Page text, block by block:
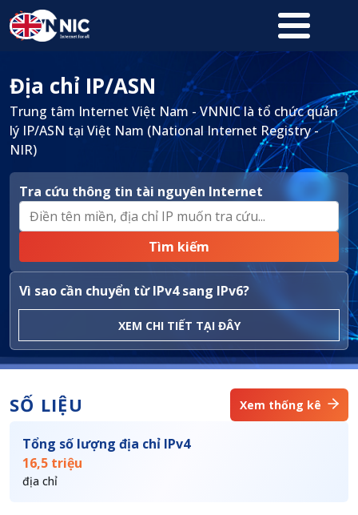
Nhảy đến nội dung
Địa chỉ IP/ASN
Trung tâm Internet Việt Nam - VNNIC là tổ chức quản
lý IP/ASN tại Việt Nam (National Internet Registry -
NIR)
Tra cứu thông tin tài nguyên Internet
Vì sao cần chuyển từ IPv4 sang IPv6?
XEM CHI TIẾT TẠI ĐÂY
SỐ LIỆU Xem thống kê
Tổng số lượng địa chỉ IPv4
16,5 triệu
địa chỉ